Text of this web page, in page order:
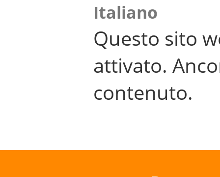
Italiano
Questo sito
attivato.
contenuto.